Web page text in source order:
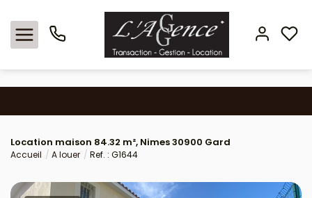
Nos offres
Locations
L'agence
Location maison 84.32 m², Nimes 30900 Gard
Accueil A louer Ref. : G1644